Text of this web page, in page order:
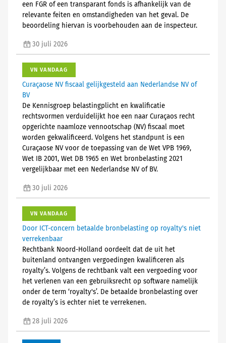
een FGR of een transparant fonds is afhankelijk van de
relevante feiten en omstandigheden van het geval. De
beoordeling hiervan is voorbehouden aan de inspecteur.
30 juli 2026
VN VANDAAG
Curaçaose NV fiscaal gelijkgesteld aan Nederlandse NV of
BV
De Kennisgroep belastingplicht en kwalificatie
rechtsvormen verduidelijkt hoe een naar Curaçaos recht
opgerichte naamloze vennootschap (NV) fiscaal moet
worden gekwalificeerd. Volgens het standpunt is een
Curaçaose NV voor de toepassing van de Wet VPB 1969,
Wet IB 2001, Wet DB 1965 en Wet bronbelasting 2021
vergelijkbaar met een Nederlandse NV of BV.
30 juli 2026
VN VANDAAG
Door ICT-concern betaalde bronbelasting op royalty's niet
verrekenbaar
Rechtbank Noord-Holland oordeelt dat de uit het
buitenland ontvangen vergoedingen kwalificeren als
royalty’s. Volgens de rechtbank valt een vergoeding voor
het verlenen van een gebruiksrecht op software namelijk
onder de term ‘royalty's’. De betaalde bronbelasting over
de royalty’s is echter niet te verrekenen.
28 juli 2026